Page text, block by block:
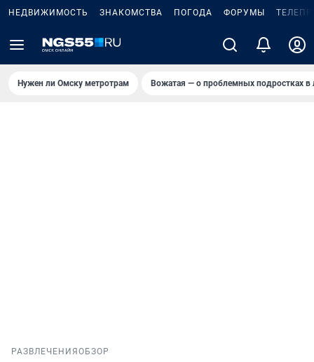
НЕДВИЖИМОСТЬ ЗНАКОМСТВА ПОГОДА ФОРУМЫ
Нужен ли Омску метротрам Вожатая — о проблемных подростках в
РАЗВЛЕЧЕНИЯ ОБЗОР